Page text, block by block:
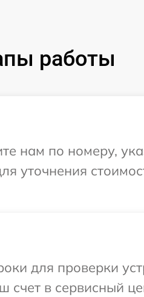
работы
нам по номеру,
уточнения
для проверки
счет в сервисный